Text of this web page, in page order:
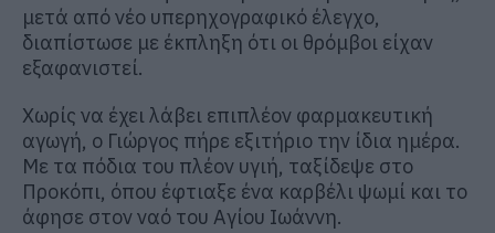
μετά από νέο υπερηχογραφικό έλεγχο,
διαπίστωσε με έκπληξη ότι οι θρόμβοι είχαν
εξαφανιστεί.
Χωρίς να έχει λάβει επιπλέον φαρμακευτική
αγωγή, ο Γιώργος πήρε εξιτήριο την ίδια ημέρα.
Με τα πόδια του πλέον υγιή, ταξίδεψε στο
Προκόπι, όπου έφτιαξε ένα καρβέλι ψωμί και το
άφησε στον ναό του Αγίου Ιωάννη.